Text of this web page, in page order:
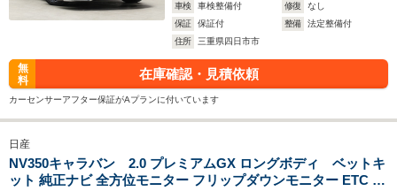
車検
車検整備付 修復
なし
保証
保証付 整備
法定整備付
住所
三重県四日市市
無
料
在庫確認・見積依頼
カーセンサーアフター保証がAプランに付いています
日産
NV350キャラバン 2.0 プレミアムGX ロングボディ ベットキ
ット 純正ナビ 全方位モニター フリップダウンモニター ETC 純